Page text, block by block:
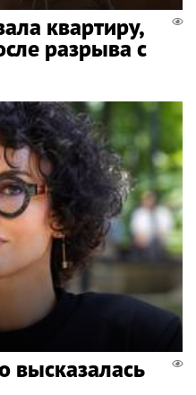
квартиру,
разрыва с
высказалась